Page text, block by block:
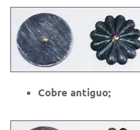
Cobre antiguo;